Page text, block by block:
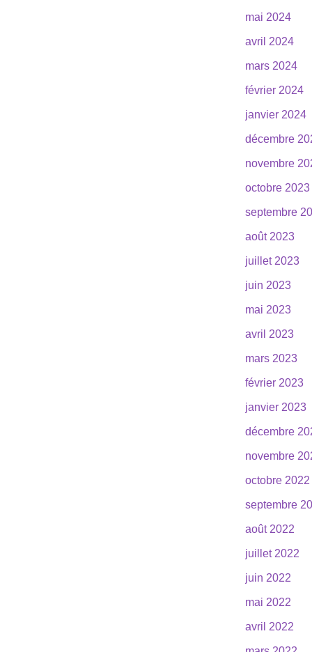
mai 2024
avril 2024
mars 2024
février 2024
janvier 2024
décembre
novembre
octobre 2023
septembre
août 2023
juillet 2023
juin 2023
mai 2023
avril 2023
mars 2023
février 2023
janvier 2023
décembre
novembre
octobre 2022
septembre
août 2022
juillet 2022
juin 2022
mai 2022
avril 2022